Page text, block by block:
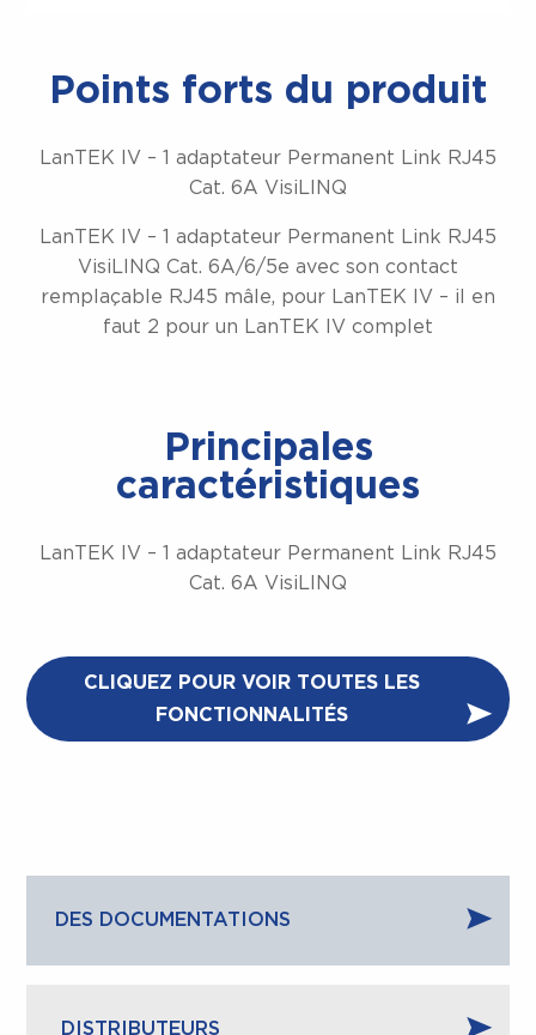
Points forts du produit
LanTEK IV – 1 adaptateur Permanent Link RJ45
Cat. 6A VisiLINQ
LanTEK IV – 1 adaptateur Permanent Link RJ45
VisiLINQ Cat. 6A/6/5e avec son contact
remplaçable RJ45 mâle, pour LanTEK IV – il en
faut 2 pour un LanTEK IV complet
Principales
caractéristiques
LanTEK IV – 1 adaptateur Permanent Link RJ45
Cat. 6A VisiLINQ
CLIQUEZ POUR VOIR TOUTES LES
FONCTIONNALITÉS
DES DOCUMENTATIONS
DISTRIBUTEURS